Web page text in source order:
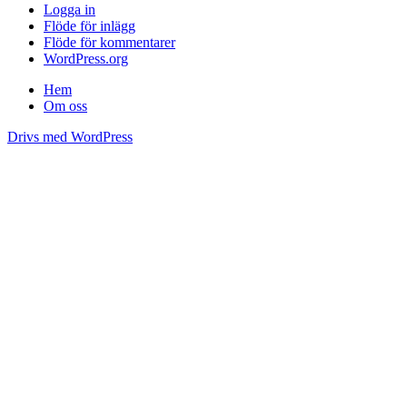
Logga in
Flöde för inlägg
Flöde för kommentarer
WordPress.org
Hem
Om oss
Drivs med WordPress